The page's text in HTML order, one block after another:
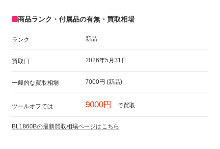
商品ランク・付属品の有無・買取相場
ランク 新品
買取日 2026年5月31日
一般的な買取相場 7000円 (新品)
ツールオフでは 9000円 で買取
BL1860Bの最新買取相場ページはこちら